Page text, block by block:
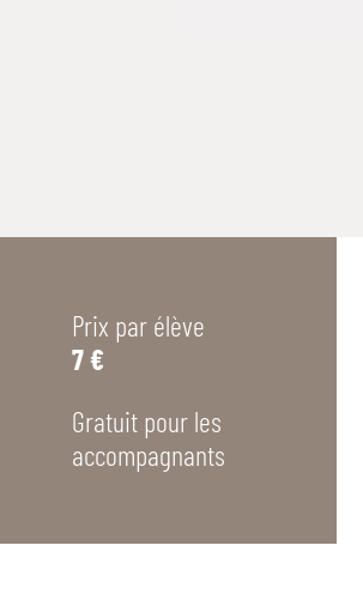
Prix par élève
7 €
Gratuit pour les
accompagnants